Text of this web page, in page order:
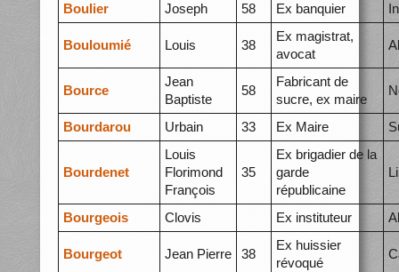
Boulier
Joseph 58 Ex banquier
Bouloumié Louis 38
Ex magistrat,
avocat
Bource
Jean
Baptiste
58
Fabricant de
sucre, ex maire
Bourdarou Urbain 33 Ex Maire
Bourdenet
Louis
Florimond
François
35
Ex brigadier de la
garde
républicaine
Bourgeois Clovis Ex instituteur
Bourgeot Jean Pierre 38
Ex huissier
révoqué